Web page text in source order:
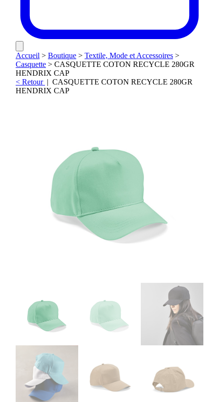
Accueil > Boutique > Textile, Mode et Accessoires >
Casquette > CASQUETTE COTON RECYCLE 280GR
HENDRIX CAP
< Retour | CASQUETTE COTON RECYCLE 280GR
HENDRIX CAP